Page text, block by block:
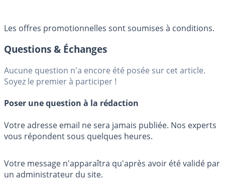
Les offres promotionnelles sont soumises à conditions.
Questions & Échanges
Aucune question n'a encore été posée sur cet article.
Soyez le premier à participer !
Poser une question à la rédaction
Votre adresse email ne sera jamais publiée. Nos experts
vous répondent sous quelques heures.
Votre message n'apparaîtra qu'après avoir été validé par
un administrateur du site.